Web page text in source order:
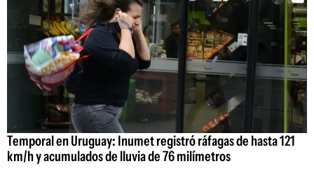
Temporal en Uruguay: Inumet registró ráfagas de hasta 121
km/h y acumulados de lluvia de 76 milímetros